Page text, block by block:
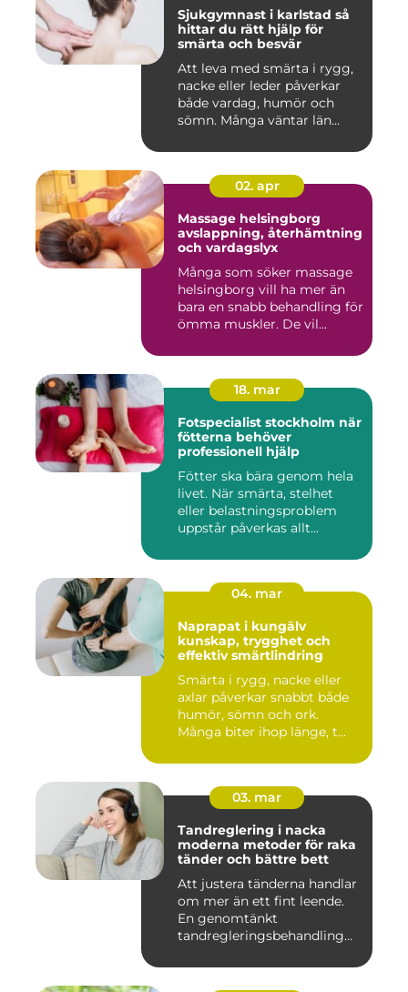
Sjukgymnast i karlstad så
hittar du rätt hjälp för
smärta och besvär
Att leva med smärta i rygg,
nacke eller leder påverkar
både vardag, humör och
sömn. Många väntar län...
02. apr
Massage helsingborg
avslappning, återhämtning
och vardagslyx
Många som söker massage
helsingborg vill ha mer än
bara en snabb behandling för
ömma muskler. De vil...
18. mar
Fotspecialist stockholm när
fötterna behöver
professionell hjälp
Fötter ska bära genom hela
livet. När smärta, stelhet
eller belastningsproblem
uppstår påverkas allt...
04. mar
Naprapat i kungälv
kunskap, trygghet och
effektiv smärtlindring
Smärta i rygg, nacke eller
axlar påverkar snabbt både
humör, sömn och ork.
Många biter ihop länge, t...
03. mar
Tandreglering i nacka
moderna metoder för raka
tänder och bättre bett
Att justera tänderna handlar
om mer än ett fint leende.
En genomtänkt
tandregleringsbehandling